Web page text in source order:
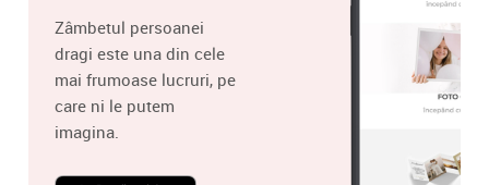
Zâmbetul persoanei
dragi este una din cele
mai frumoase lucruri, pe
care ni le putem
imagina.